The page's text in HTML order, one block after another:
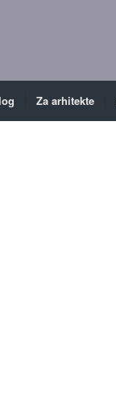
Za arhitekte